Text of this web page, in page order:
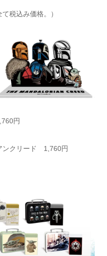
税込み価格。）
円
ンクリード 1,760円